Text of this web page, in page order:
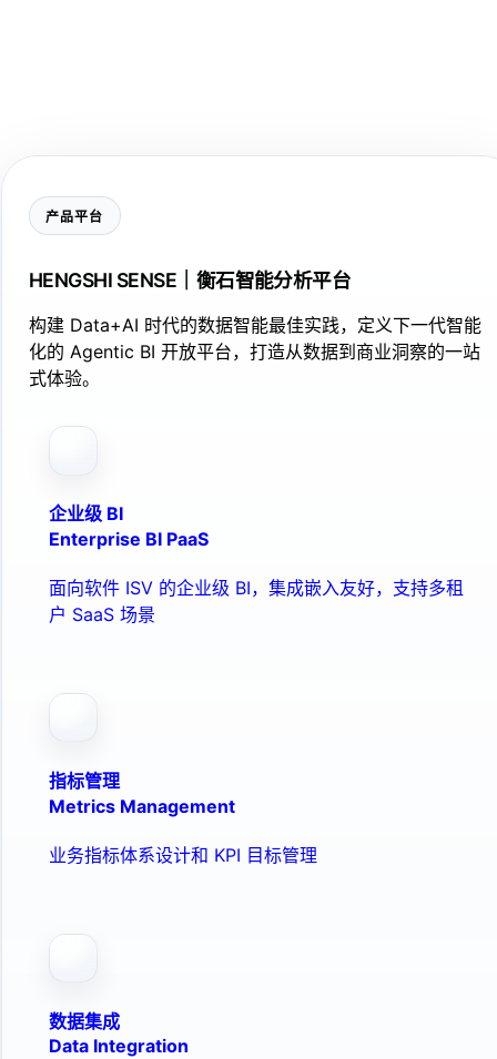
产品平台
HENGSHI SENSE｜衡石智能分析平台
构建 Data+AI 时代的数据智能最佳实践，定义下一代智能
化的 Agentic BI 开放平台，打造从数据到商业洞察的一站
式体验。
企业级 BI
Enterprise BI PaaS
面向软件 ISV 的企业级 BI，集成嵌入友好，支持多租
户 SaaS 场景
指标管理
Metrics Management
业务指标体系设计和 KPI 目标管理
数据集成
Data Integration